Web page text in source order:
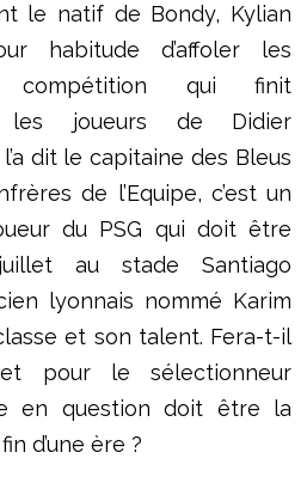
le natif de Bondy, Kylian
habitude d’affoler les
compétition qui finit
les joueurs de Didier
dit le capitaine des Bleus
de l’Equipe, c’est un
du PSG qui doit être
au stade Santiago
lyonnais nommé Karim
et son talent. Fera-t-il
pour le sélectionneur
en question doit être la
d’une ère ?